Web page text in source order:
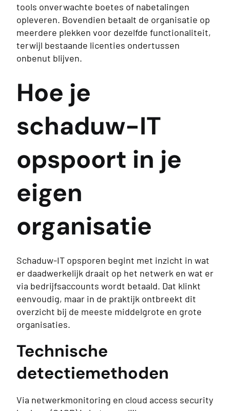
tools onverwachte boetes of nabetalingen
opleveren. Bovendien betaalt de organisatie op
meerdere plekken voor dezelfde functionaliteit,
terwijl bestaande licenties ondertussen
onbenut blijven.
Hoe je
schaduw-IT
opspoort in je
eigen
organisatie
Schaduw-IT opsporen begint met inzicht in wat
er daadwerkelijk draait op het netwerk en wat er
via bedrijfsaccounts wordt betaald. Dat klinkt
eenvoudig, maar in de praktijk ontbreekt dit
overzicht bij de meeste middelgrote en grote
organisaties.
Technische
detectiemethoden
Via netwerkmonitoring en cloud access security